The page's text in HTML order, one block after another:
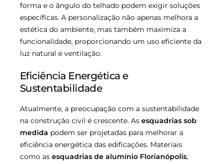
forma e o ângulo do telhado podem exigir soluções
específicas. A personalização não apenas melhora a
estética do ambiente, mas também maximiza a
funcionalidade, proporcionando um uso eficiente da
luz natural e ventilação.
Eficiência Energética e
Sustentabilidade
Atualmente, a preocupação com a sustentabilidade
na construção civil é crescente. As esquadrias sob
medida podem ser projetadas para melhorar a
eficiência energética das edificações. Materiais
como as esquadrias de alumínio Florianópolis,